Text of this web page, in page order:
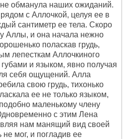
обманула наших ожиданий.
с Аллочкой, целуя ее в
сантиметр ее тела. Скоро
Аллы, и она начала нежно
поласкав грудь,
лепесткам Аллочкиного
и языком, явно получая
себя ощущений. Алла
свою грудь, тихонько
ее не только языком,
маленькому члену
с этим Лена
нам манящий вид своей
мог, и погладив ее